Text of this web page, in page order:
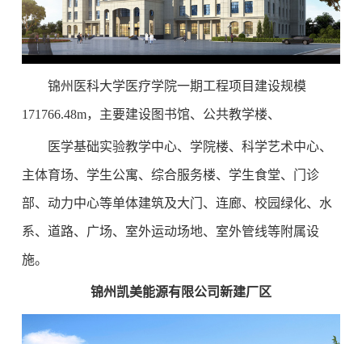
锦州医科大学医疗学院一期工程项目建设规模
171766.48m，主要建设图书馆、公共教学楼、
医学基础实验教学中心、学院楼、科学艺术中心、
主体育场、学生公寓、综合服务楼、学生食堂、门诊
部、动力中心等单体建筑及大门、连廊、校园绿化、水
系、道路、广场、室外运动场地、室外管线等附属设
施。
锦州凯美能源有限公司新建厂区